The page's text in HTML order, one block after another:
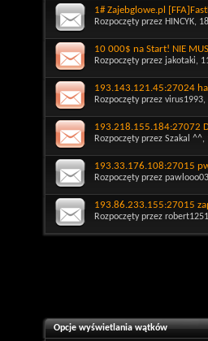
1# Zajebglowe.pl
Rozpoczęty przez HINCYK,
10 000$ na Start! NIE
Rozpoczęty przez jakotaki,
193.143.121.45:27024
Rozpoczęty przez virus1993,
193.218.155.184:27072
Rozpoczęty przez Szakal ^^,
193.33.176.108:27015
Rozpoczęty przez
193.86.233.155:27015
Rozpoczęty przez
Opcje wyświetlania wątków